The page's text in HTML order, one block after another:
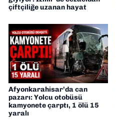
çiftçiliğe uzanan hayat
Afyonkarahisar’da can
pazarı: Yolcu otobüsü
kamyonete çarptı, 1 ölü 15
yaralı